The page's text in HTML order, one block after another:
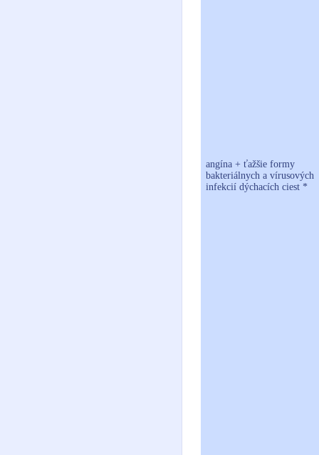
angína + ťažšie formy
bakteriálnych a vírusových
infekcií dýchacích ciest *